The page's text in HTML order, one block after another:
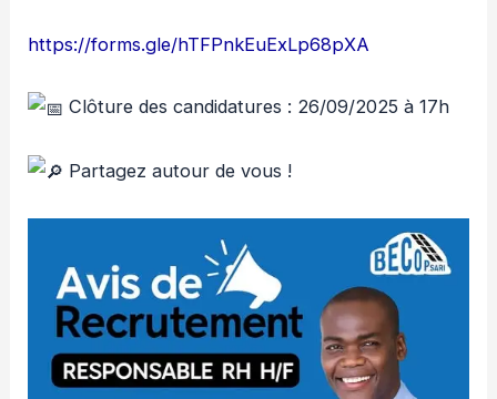
https://forms.gle/hTFPnkEuExLp68pXA
Clôture des candidatures : 26/09/2025 à 17h
Partagez autour de vous !